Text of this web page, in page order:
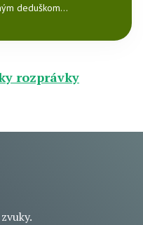
deduškom...
rozprávky